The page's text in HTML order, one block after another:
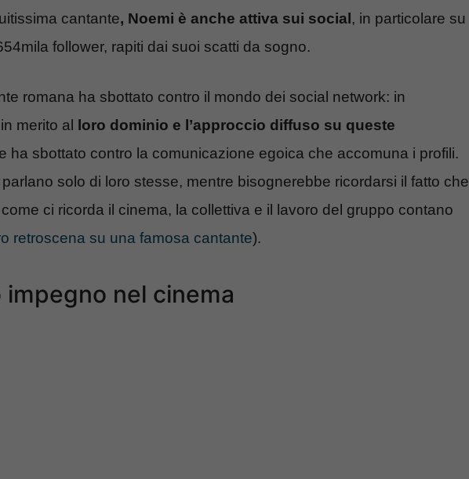
cantante, Noemi è anche attiva sui social , in particolare su
follower, rapiti dai suoi scatti da sogno.
romana ha sbottato contro il mondo dei social network: in
merito al
loro dominio e l’approccio diffuso su queste
ha sbottato contro la comunicazione egoica che accomuna i profili.
solo di loro stesse, mentre bisognerebbe ricordarsi il fatto che
ci ricorda il cinema, la collettiva e il lavoro del gruppo contano
retroscena su una famosa cantante).
impegno nel cinema